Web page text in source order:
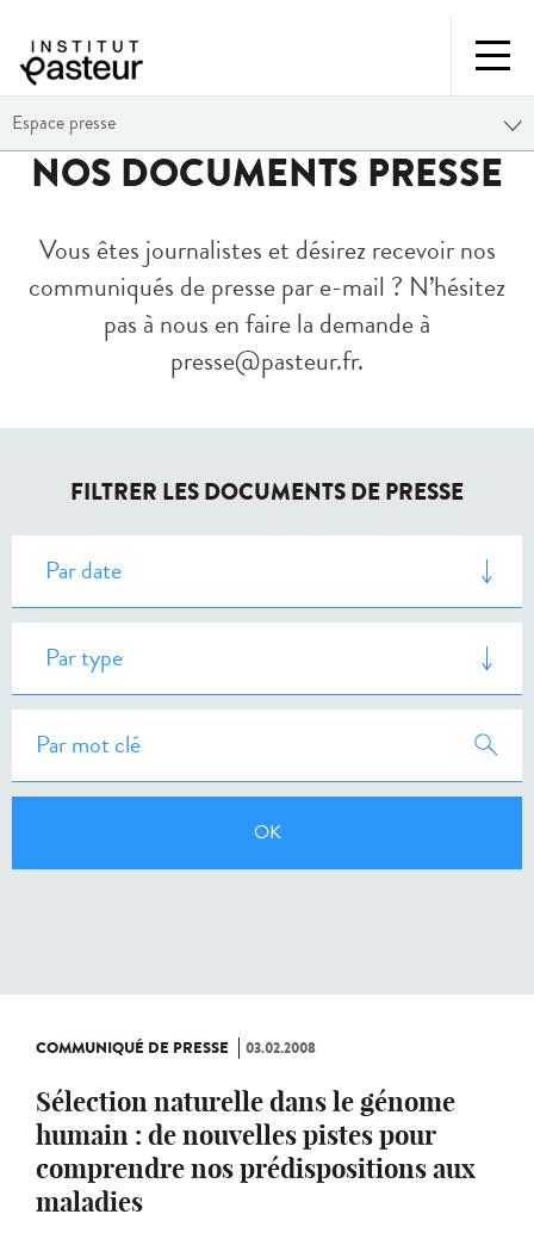
Espace presse
NOS DOCUMENTS PRESSE
Vous êtes journalistes et désirez recevoir nos
communiqués de presse par e-mail ? N’hésitez
pas à nous en faire la demande à
presse@pasteur.fr.
FILTRER LES DOCUMENTS DE PRESSE
COMMUNIQUÉ DE PRESSE 03.02.2008
Sélection naturelle dans le génome
humain : de nouvelles pistes pour
comprendre nos prédispositions aux
maladies